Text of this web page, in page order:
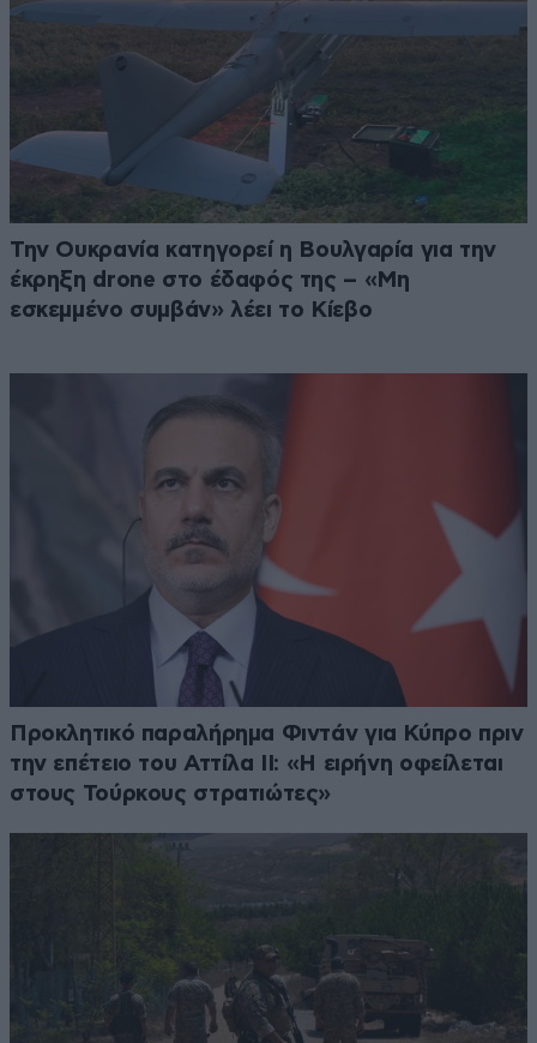
Την Ουκρανία κατηγορεί η Βουλγαρία για την
έκρηξη drone στο έδαφός της – «Μη
εσκεμμένο συμβάν» λέει το Κίεβο
Προκλητικό παραλήρημα Φιντάν για Κύπρο πριν
την επέτειο του Αττίλα ΙΙ: «Η ειρήνη οφείλεται
στους Τούρκους στρατιώτες»